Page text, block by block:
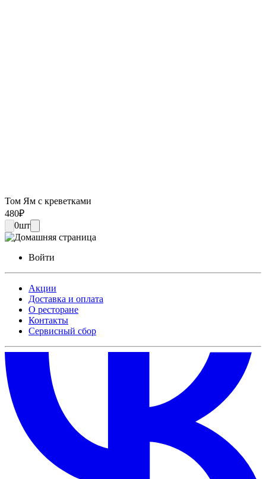
Том Ям с креветками
480₽
0шт
Войти
Акции
Доставка и оплата
О ресторане
Контакты
Сервисный сбор